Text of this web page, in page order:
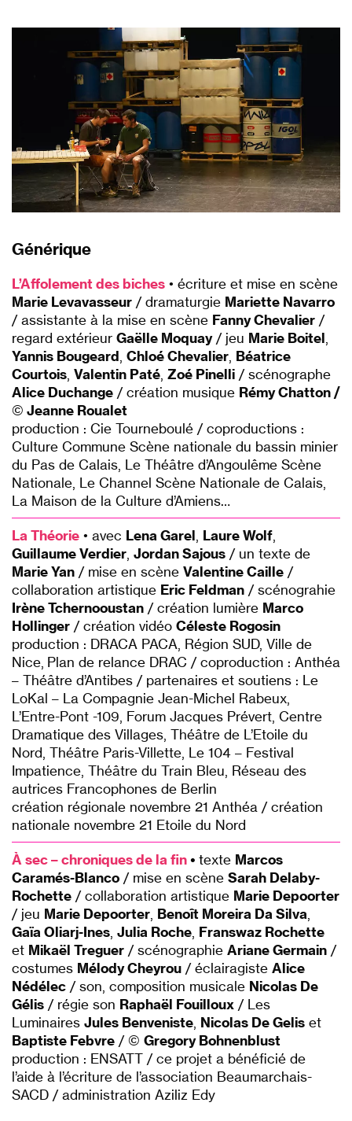
Générique
L’Affolement des biches • écriture et mise en scène
Marie Levavasseur / dramaturgie Mariette Navarro
/ assistante à la mise en scène Fanny Chevalier /
regard extérieur Gaëlle Moquay/ jeu Marie Boitel
Yannis Bougeard Chloé Chevalier Béatrice
Courtois Valentin Paté Zoé Pinelli / scénographe
Alice Duchange / création musique Rémy Chatton /
© Jeanne Roualet
production : Cie Tourneboulé / coproductions :
Culture Commune Scène nationale du bassin minier
du Pas de Calais, Le Théâtre d’Angoulême Scène
Nationale, Le Channel Scène Nationale de Calais,
La Maison de la Culture d’Amiens…
La Théorie • avec Lena Garel Laure Wolf
Guillaume Verdier Jordan Sajous / un texte de
Marie Yan / mise en scène Valentine Caille /
collaboration artistique Eric Feldman / scénograhie
Irène Tchernooustan / création lumière Marco
Hollinger / création vidéo Céleste Rogosin
production : DRACA PACA, Région SUD, Ville de
Nice, Plan de relance DRAC / coproduction : Anthéa
– Théâtre d’Antibes / partenaires et soutiens : Le
LoKal – La Compagnie Jean-Michel Rabeux,
L’Entre-Pont -109, Forum Jacques Prévert, Centre
Dramatique des Villages, Théâtre de L’Etoile du
Nord, Théâtre Paris-Villette, Le 104 – Festival
Impatience, Théâtre du Train Bleu, Réseau des
autrices Francophones de Berlin
création régionale novembre 21 Anthéa / création
nationale novembre 21 Etoile du Nord
À sec – chroniques de la fin• texte Marcos
Caramés-Blanco / mise en scène Sarah Delaby-
Rochette / collaboration artistique Marie Depoorter
/ jeu Marie Depoorter Benoît Moreira Da Silva
Gaïa Oliarj-Ines Julia Roche Franswaz Rochette
et Mikaël Treguer / scénographie Ariane Germain /
costumes Mélody Cheyrou / éclairagiste Alice
Nédélec / son, composition musicale Nicolas De
Gélis / régie son Raphaël Fouilloux / Les
Luminaires Jules Benveniste Nicolas De Gelis et
Baptiste Febvre / © Gregory Bohnenblust
production : ENSATT / ce projet a bénéficié de
l’aide à l’écriture de l’association Beaumarchais-
SACD / administration Aziliz Edy